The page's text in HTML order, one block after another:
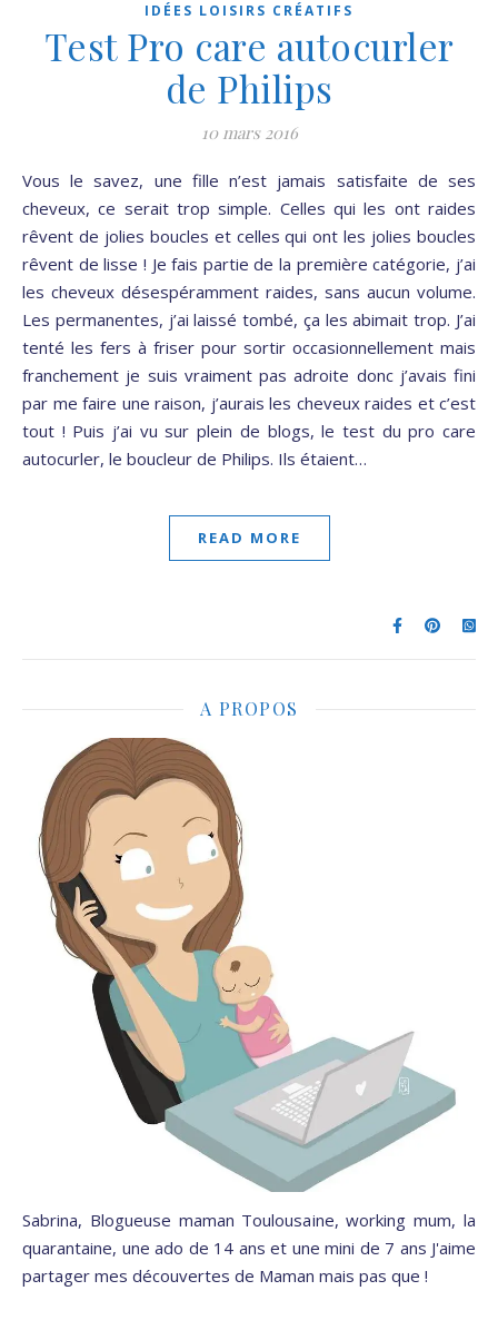
IDÉES LOISIRS CRÉATIFS
Test Pro care autocurler
de Philips
10 mars 2016
Vous le savez, une fille n’est jamais satisfaite de ses
cheveux, ce serait trop simple. Celles qui les ont raides
rêvent de jolies boucles et celles qui ont les jolies boucles
rêvent de lisse ! Je fais partie de la première catégorie, j’ai
les cheveux désespéramment raides, sans aucun volume.
Les permanentes, j’ai laissé tombé, ça les abimait trop. J’ai
tenté les fers à friser pour sortir occasionnellement mais
franchement je suis vraiment pas adroite donc j’avais fini
par me faire une raison, j’aurais les cheveux raides et c’est
tout ! Puis j’ai vu sur plein de blogs, le test du pro care
autocurler, le boucleur de Philips. Ils étaient…
READ MORE
A PROPOS
Sabrina, Blogueuse maman Toulousaine, working mum, la
quarantaine, une ado de 14 ans et une mini de 7 ans J'aime
partager mes découvertes de Maman mais pas que !